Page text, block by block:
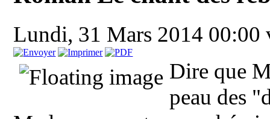
Lundi, 31 Mars 2014 00:00
Dire que
peau des